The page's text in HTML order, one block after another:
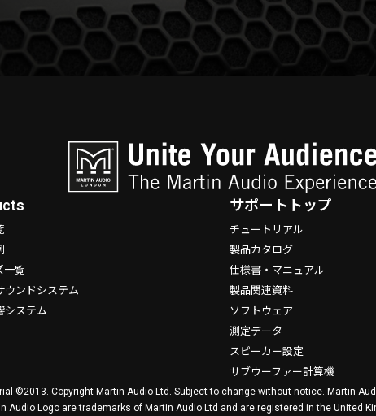
一覧
ウンドシステム
システム
サポートトップ
チュートリアル
製品カタログ
仕様書・マニュアル
製品関連資料
ソフトウェア
測定データ
スピーカー設定
サブウーファー計算機
©2013. Copyright Martin Audio Ltd. Subject to change without notice. Martin
Audio Logo are trademarks of Martin Audio Ltd and are registered in the United